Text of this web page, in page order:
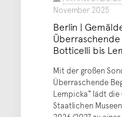
November 2025
Berlin |
Botticelli bis
Mit der großen
Überraschende
Lempicka“ lädt
Staatlichen